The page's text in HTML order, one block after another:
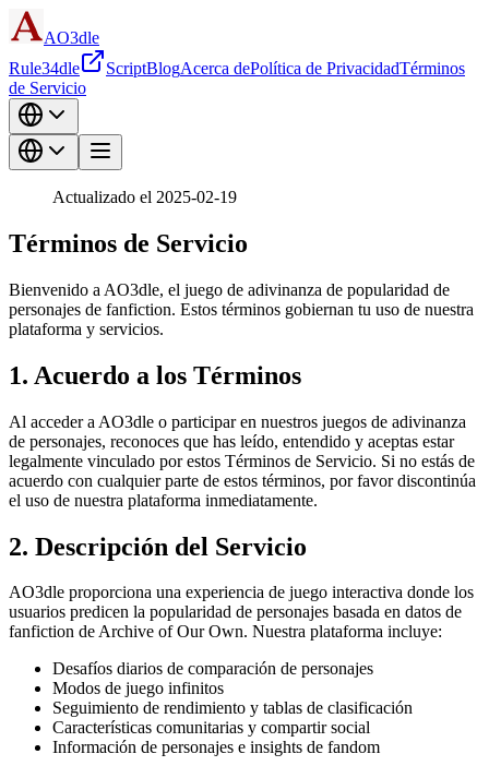
AO3dle
Rule34dle
ScriptBlogAcerca dePolítica de PrivacidadTérminos
de Servicio
Actualizado el 2025-02-19
Términos de Servicio
Bienvenido a AO3dle, el juego de adivinanza de popularidad de
personajes de fanfiction. Estos términos gobiernan tu uso de nuestra
plataforma y servicios.
1. Acuerdo a los Términos
Al acceder a AO3dle o participar en nuestros juegos de adivinanza
de personajes, reconoces que has leído, entendido y aceptas estar
legalmente vinculado por estos Términos de Servicio. Si no estás de
acuerdo con cualquier parte de estos términos, por favor discontinúa
el uso de nuestra plataforma inmediatamente.
2. Descripción del Servicio
AO3dle proporciona una experiencia de juego interactiva donde los
usuarios predicen la popularidad de personajes basada en datos de
fanfiction de Archive of Our Own. Nuestra plataforma incluye:
Desafíos diarios de comparación de personajes
Modos de juego infinitos
Seguimiento de rendimiento y tablas de clasificación
Características comunitarias y compartir social
Información de personajes e insights de fandom